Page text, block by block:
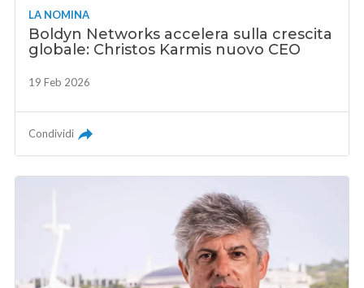
LA NOMINA
Boldyn Networks accelera sulla crescita
globale: Christos Karmis nuovo CEO
19 Feb 2026
Condividi